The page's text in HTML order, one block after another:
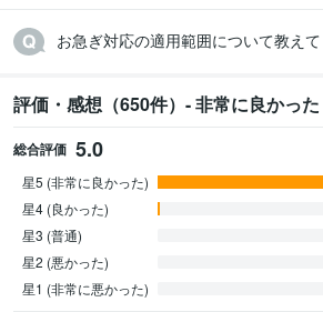
お急ぎ対応の適用範囲について教えて
評価・感想（650件）- 非常に良かった
総合評価 5.0
星5 (非常に良かった)
星4 (良かった)
星3 (普通)
星2 (悪かった)
星1 (非常に悪かった)